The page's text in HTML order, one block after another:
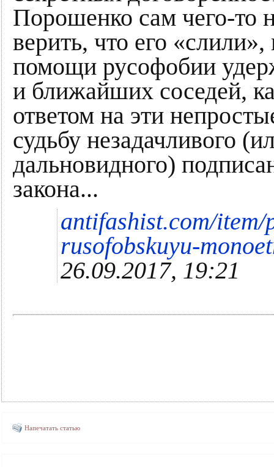
Порошенко сам чего-то
верить, что его
помощи русофобии
и ближайших соседей,
ответом на эти
судьбу незадачливого
дальновидного)
закона...
antifashist.com/
rusofobskuyu-
26.09.2017, 19:21
Напечатать статью